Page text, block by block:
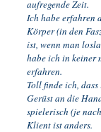
aufregende Zeit.
Ich habe erfahren
Körper (in den
ist, wenn man
habe ich in keiner
erfahren.
Toll finde ich,
Gerüst an die
spielerisch (je
Klient ist anders.